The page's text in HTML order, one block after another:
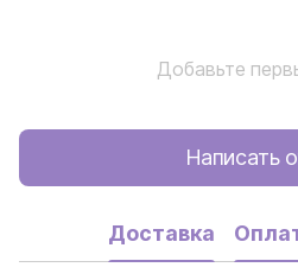
Добавьте
Написать
Доставка